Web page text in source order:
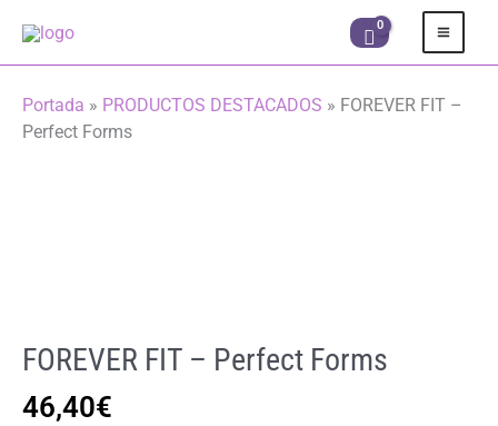
contenido
Portada » PRODUCTOS DESTACADOS » FOREVER FIT –
Perfect Forms
FOREVER FIT – Perfect Forms
46,40€